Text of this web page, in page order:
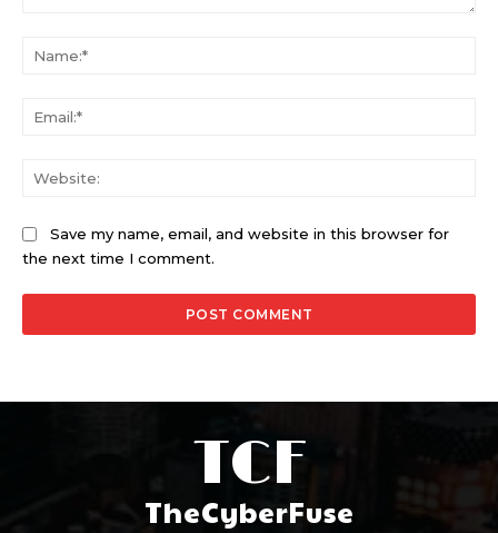
Save my name, email, and website in this browser for
the next time I comment.
TCF
TheCyberFuse